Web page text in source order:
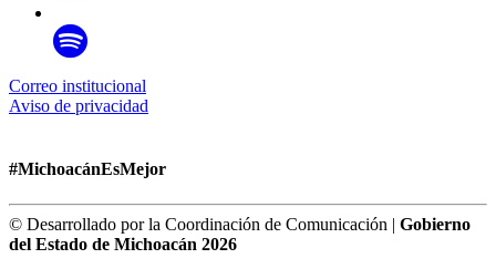
Correo institucional
Aviso de privacidad
#MichoacánEsMejor
© Desarrollado por la Coordinación de Comunicación | Gobierno
del Estado de Michoacán 2026